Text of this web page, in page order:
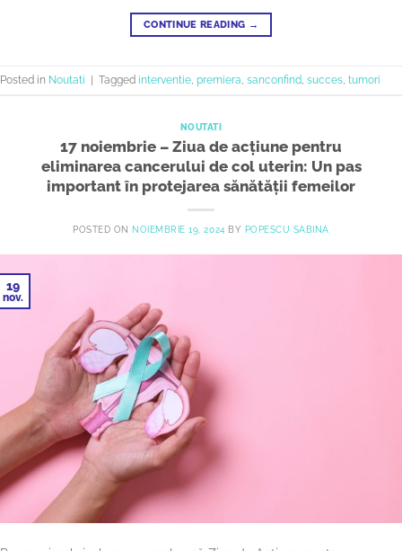
CONTINUE READING →
Posted in Noutati Tagged interventie, premiera, sanconfind, succes, tumori
NOUTATI
17 noiembrie – Ziua de acțiune pentru
eliminarea cancerului de col uterin: Un pas
important în protejarea sănătății femeilor
POSTED ON NOIEMBRIE 19, 2024 BY POPESCU SABINA
19
nov.